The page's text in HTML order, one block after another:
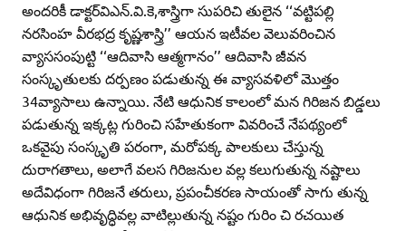
అందరికీ డాక్టర్‌విఎన్‌.వి.కె,శాస్త్రిగా సుపరిచి తులైన ‘‘వట్టిపల్లి
నరసింహ వీరభద్ర కృష్ణశాస్త్రి’’ ఆయన ఇటీవల వెలువరించిన
వ్యాససంపుట్టి ‘‘ఆదివాసి ఆత్మగానం’’ ఆదివాసి జీవన
సంస్కృతులకు దర్పణం పడుతున్న ఈ వ్యాసవళిలో మొత్తం
34వ్యాసాలు ఉన్నాయి. నేటి ఆధునిక కాలంలో మన గిరిజన బిడ్డలు
పడుతున్న ఇక్కట్ల గురించి సహేతుకంగా వివరించే నేపథ్యంలో
ఒకవైపు సంస్కృతి పరంగా, మరోపక్క పాలకులు చేస్తున్న
దురాగతాలు, అలాగే వలస గిరిజనుల వల్ల కలుగుతున్న నష్టాలు
అదేవిధంగా గిరిజనే తరులు, ప్రపంచీకరణ సాయంతో సాగు తున్న
ఆధునిక అభివృద్ధివల్ల వాటిల్లుతున్న నష్టం గురిం చి రచయిత